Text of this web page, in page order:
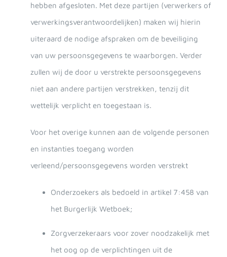
hebben afgesloten. Met deze partijen (verwerkers of
verwerkingsverantwoordelijken) maken wij hierin
uiteraard de nodige afspraken om de beveiliging
van uw persoonsgegevens te waarborgen. Verder
zullen wij de door u verstrekte persoonsgegevens
niet aan andere partijen verstrekken, tenzij dit
wettelijk verplicht en toegestaan is.
Voor het overige kunnen aan de volgende personen
en instanties toegang worden
verleend/persoonsgegevens worden verstrekt
Onderzoekers als bedoeld in artikel 7:458 van
het Burgerlijk Wetboek;
Zorgverzekeraars voor zover noodzakelijk met
het oog op de verplichtingen uit de